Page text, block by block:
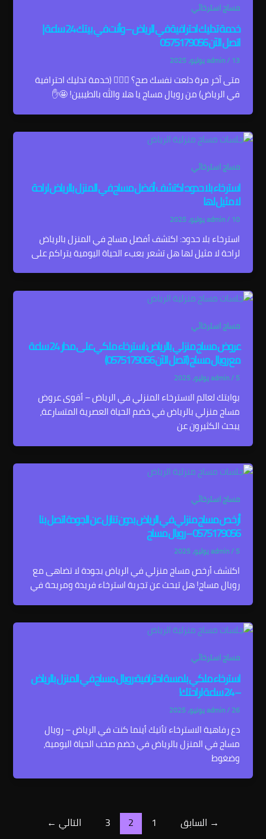
مساج استرخائي
خدمة تدليك احترافية في الرياض – وأنت في بيتك 24 ساعة |
اتصل الآن 0575179056
admin/13 يوليو، 2025
متى آخر مرة دلعت نفسك صح؟ 💆‍♂️✨ (خدمة تدليك احترافية
في الرياض) من رويال مساج يا هلا والله بالطيبين! 🤩✋
مساج استرخائي
استرخاء بلا حدود: اكتشف أفضل مساج في المنزل بالرياض لراحة
لا مثيل لها
admin/10 يوليو، 2025
استرخاء بلا حدود: اكتشف أفضل مساج في المنزل بالرياض
لراحة لا مثيل لها هل تشعر بعبء الحياة اليومية يتراكم على
مساج استرخائي
عروض مساج منزلي بالرياض: استرخاء ملكي على مدار 24 ساعة
مع رويال مساج (اتصل الآن 0575179056)
admin/5 يوليو، 2025
بوابتك لعالم الاسترخاء المنزلي في الرياض – أقوى عروض
مساج منزلي بالرياض في خضم الحياة العصرية المتسارعة،
يبحث الكثيرون عن
مساج استرخائي
أرخص مساج منزلي في الرياض بدون تنازل عن الجودة اتصل بنا
0575179056 – رويال مساج
admin/5 يوليو، 2025
اكتشف أرخص مساج منزلي في الرياض بجودة لا تضاهى مع
رويال مساج! هل تبحث عن تجربة استرخاء فريدة ومريحة في
مساج استرخائي
استرخاء ملكي بلمسة احترافية: رويال مساج في المنزل بالرياض
– 24 ساعة لراحتك!
admin/26 يونيو، 2025
دع رفاهية الاسترخاء تأتيك أينما كنت في الرياض – رويال
مساج في المنزل بالرياض في خضم صخب الحياة اليومية،
وضغوط
→ السابق 1
2
3 التالي ←